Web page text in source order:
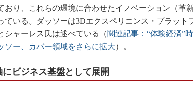
おり、これらの環境に合わせたイノベーション（革
ている。ダッソーは3Dエクスペリエンス・プラット
シャーレス氏は述べている（関連記事：“体験経済”
ソー、カバー領域をさらに拡大）。
にビジネス基盤として展開